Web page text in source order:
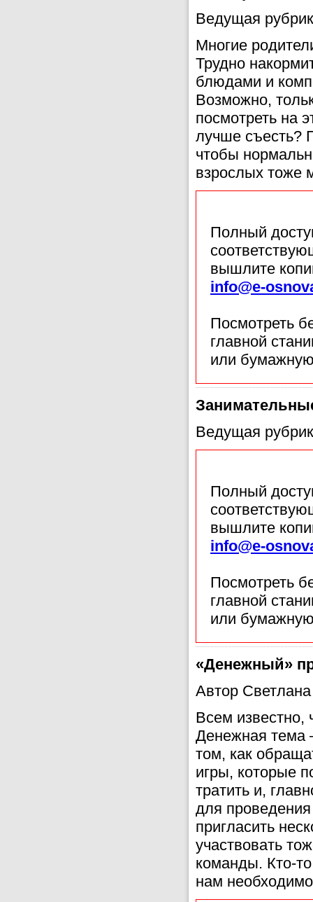
Ведущая
Многие
Трудно
блюдами и
Возможно,
посмотреть на
лучше съесть?
чтобы
взрослых тоже
Полный
вышлите
info@e-
Посмотреть
главной
или
Ведущая
Полный
вышлите
info@e-
Посмотреть
главной
или
«Денежный»
Автор
Всем известно,
Денежная тема
том, как
игры, которые
тратить и,
для
пригласить
участвовать
команды. Кто-
нам